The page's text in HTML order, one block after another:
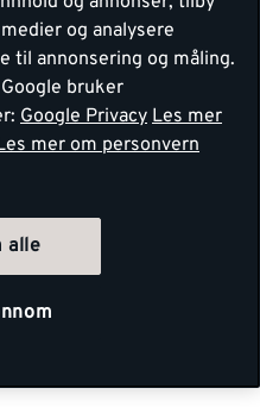
og analysere
til annonsering og måling.
bruker
Google Privacy Les mer
mer om personvern
alle